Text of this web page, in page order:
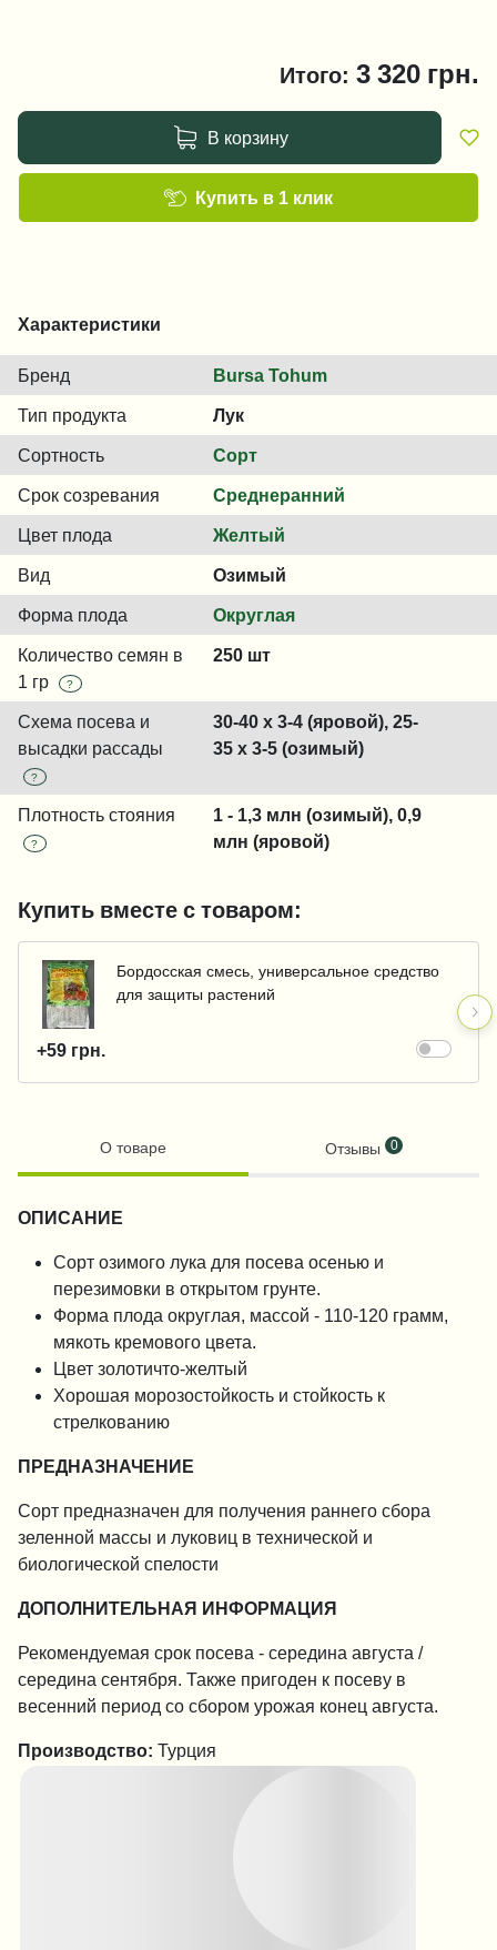
Итого: 3 320 грн.
В корзину
Купить в 1 клик
Характеристики
Бренд Bursa Tohum
Тип продукта Лук
Сортность Сорт
Срок созревания Среднеранний
Цвет плода Желтый
Вид Озимый
Форма плода Округлая
Количество семян в
1 гр
?
250 шт
Схема посева и
высадки рассады
?
30-40 x 3-4 (яровой), 25-
35 x 3-5 (озимый)
Плотность стояния
?
1 - 1,3 млн (озимый), 0,9
млн (яровой)
Купить вместе с товаром:
Бордосская смесь, универсальное средство
для защиты растений
+59 грн.
О товаре Отзывы 0
ОПИСАНИЕ
Сорт озимого лука для посева осенью и
перезимовки в открытом грунте.
Форма плода округлая, массой - 110-120 грамм,
мякоть кремового цвета.
Цвет золотичто-желтый
Хорошая морозостойкость и стойкость к
стрелкованию
ПРЕДНАЗНАЧЕНИЕ
Сорт предназначен для получения раннего сбора
зеленной массы и луковиц в технической и
биологической спелости
ДОПОЛНИТЕЛЬНАЯ ИНФОРМАЦИЯ
Рекомендуемая срок посева - середина августа /
середина сентября. Также пригоден к посеву в
весенний период со сбором урожая конец августа.
Производство: Турция